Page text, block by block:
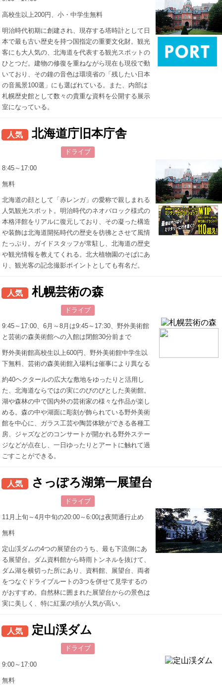
高校生以上200円、小・中学生無料
明治時代初期に創建され、現存する塔時計として日
本で最も古い歴史を持つ国指定の重要文化財。観光
客にも大人気の、北海道を代表する観光スポットの
ひとつだ。建物の修復を重ねながら現在も現役で動
いており、その鐘の音色は環境省の「残したい日本
の音風景100選」にも選ばれている。また、内部は
札幌歴史館として数々の貴重な資料を公開する展示
室になっている。
人気 北海道庁旧本庁舎
ドライブ
8:45～17:00
無料
北海道の顔として「赤レンガ」の愛称で親しまれる
人気観光スポット。明治時代のネオバロック様式の
本格洋館をリアルに復元しており、その凝った構造
や装飾は北海道開拓時代の歴史を彷彿とさせて風情
たっぷり。ガイドスタッフが常駐し、北海道の歴史
や観光情報を教えてくれる。北大植物園のそばにあ
り、観光客の記念撮影ポイントとしても有名だ。
人気 札幌芸術の森
ドライブ
9:45～17:00、6月～8月は9:45～17:30、野外美術館
と芸術の森美術館への入館は閉館30分前まで
野外美術館高校生以上600円、野外美術館中学生以
下無料、芸術の森美術館入場料は催事により異なる
約40ヘクタールの広大な敷地をゆったりと活用し
た、北海道ならではの実にのびのびとした美術館。
湖や森林の中で国内外の芸術家の様々な作品が楽し
める。森の中や湖面に彫刻が飾られている野外美術
館を中心に、ガラス工芸や陶芸体験ができる各種工
房、ジャズなどのコンサートが開かれる野外ステー
ジなどが点在し、一日ゆったりとアートに触れて過
ごすことができる。
人気 さっぽろ湖第一展望台
ドライブ
11月上旬～4月中旬の20:00～6:00は夜間通行止め
無料
定山渓ダムの4つの展望台のうち、最も下流側にあ
る展望台。ダム資料館から時雨トンネルを抜けて、
ダム湖を横切った所にあり、資料館、展望台、両者
をつなぐドライブルートの3つを併せて見学するの
がおすすめ。自然林に囲まれた展望台からの景色は
実に美しく、特に紅葉の頃が人気が高い。
人気 定山渓ダム
ドライブ
9:00～17:00
無料